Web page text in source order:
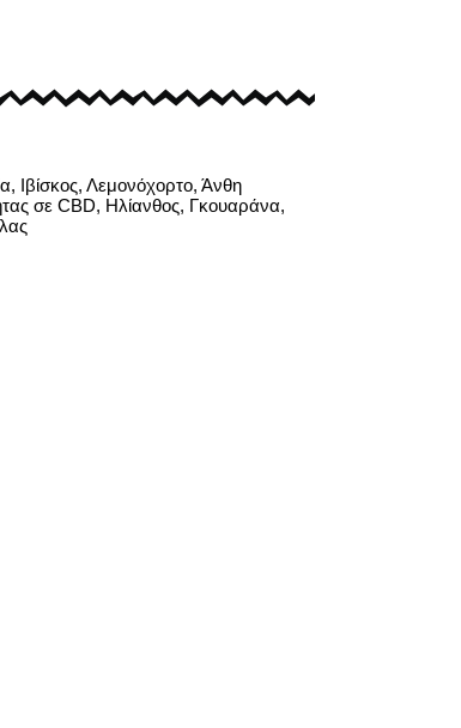
Ιβίσκος, Λεμονόχορτο, Άνθη
σε CBD, Ηλίανθος, Γκουαράνα,